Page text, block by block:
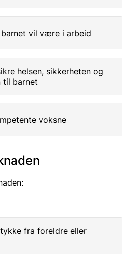
vil være i arbeid
helsen, sikkerheten og
til barnet
voksne
fra foreldre eller